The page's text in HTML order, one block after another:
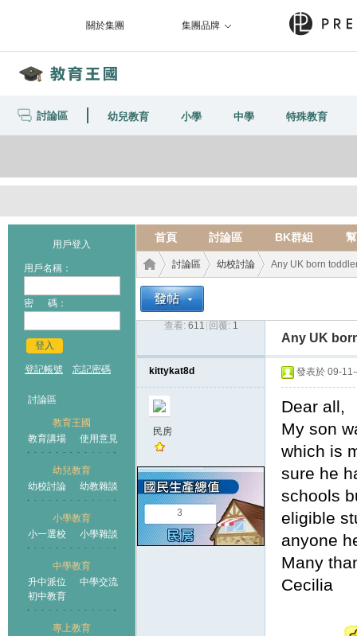
關於集團 集團品牌
討論區 幼兒教育 小學 中學 特殊教育
用戶登入
用戶名稱：
密 碼：
登入
登記帳號 忘記密碼
討論區
教育王國
教育講場
使用意見
幼兒教育
幼校討論
幼教雜談
小學教育
小一選校
小學雜談
中學教育
升中派位
中學交流
初中教育
專上教育
首頁 討論區 BK群組
王國
討論區
›
幼校討論 Any UK born
查看: 611 回覆: 1
Any UK
kittykat8d
民房
3
發表於 09-
Dear all,
My son
which is
sure he
schools
eligible
anyone
Many
Cecilia